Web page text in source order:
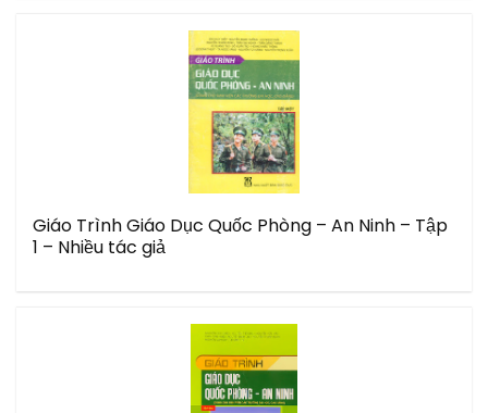
Giáo Trình Giáo Dục Quốc Phòng – An Ninh – Tập
1 – Nhiều tác giả